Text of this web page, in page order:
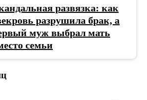
развязка: как
разрушила брак, а
муж выбрал мать
семьи